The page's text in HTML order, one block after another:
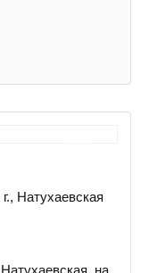
Натухаевская
на